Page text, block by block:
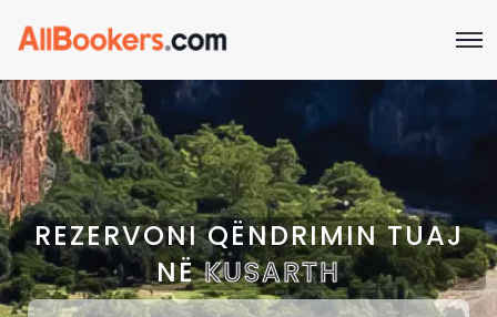
REZERVONI QËNDRIMIN TUAJ
NËKUSARTH